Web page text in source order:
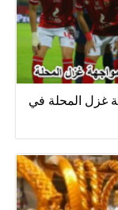
غزل المحلة في